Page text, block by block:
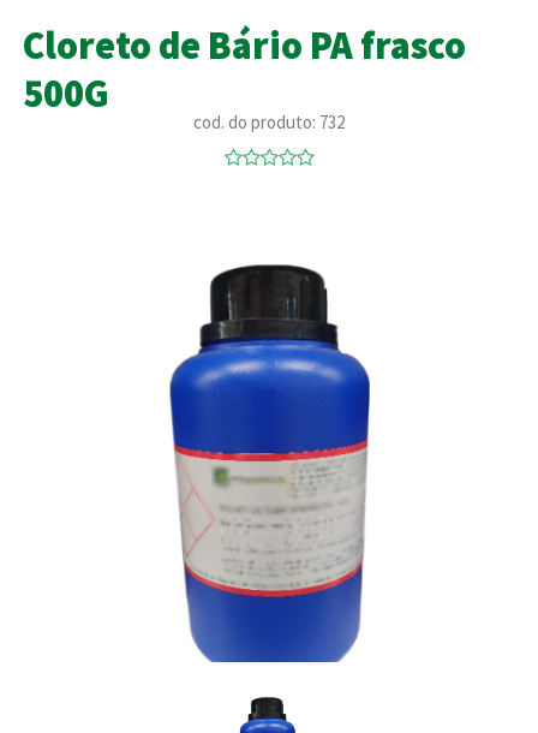
Cloreto de Bário PA frasco
500G
cod. do produto: 732